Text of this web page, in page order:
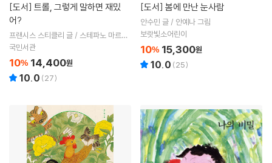
[도서]
어?
프랜시스 스티클리 글 / 스테파노 마르티
누즈 그림 / 서남희 역
국민서관
10% 14,400원
10.0 (27)
[도서] 봄에 만난 눈사람
안수민 글 / 안예나 그림
보랏빛소어린이
10% 15,300원
10.0 (25)